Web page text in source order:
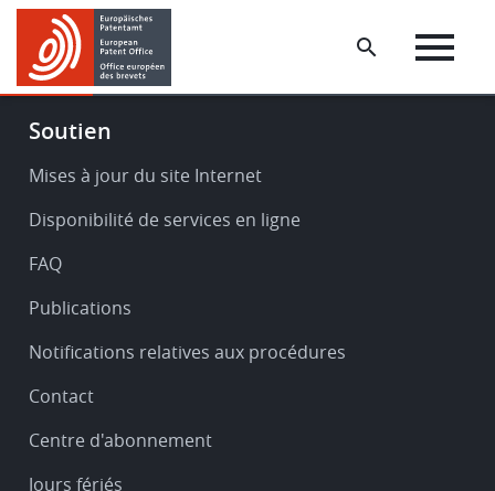
Skip
main
content
Skip
footer
Footer
Service
support
Soutien
Mises à jour du site Internet
Disponibilité de services en ligne
FAQ
Publications
Notifications relatives aux procédures
Contact
Centre d'abonnement
Jours fériés